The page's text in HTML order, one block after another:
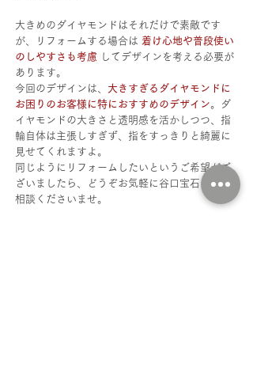
大きめのダイヤモンドはそれだけで素敵です
が、リフォームする場合は 着け心地や普段使い
のしやすさも考慮
してデザインを考える必要が
あります。
今回のデザインは、 大きすぎるダイヤモンドに
お困りのお客様に特におすすめのデザイン。ダ
イヤモンドの大きさと透明感を活かしつつ、指
輪自体は主張しすぎず、指をすっきりと綺麗に
見せてくれますよ。
同じようにリフォームしたいというご希望がご
ざいましたら、どうぞお気軽に谷口宝石までご
相談くださいませ。